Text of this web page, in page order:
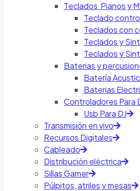
Teclados Pianos y
Teclado
Teclados con
Teclados y
Teclados y
Baterias y
Batería
Baterias
Controladores Para
Usb Para DJ
Transmisión en vivo
Recursos Digitales
Cableado
Distribución eléctrica
Sillas Gamer
Púlpitos, atriles y mesas